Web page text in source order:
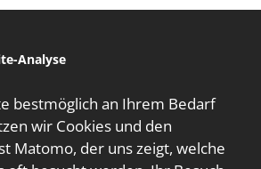
Analyse
bestmöglich an Ihrem Bedarf
wir Cookies und den
Matomo, der uns zeigt, welche